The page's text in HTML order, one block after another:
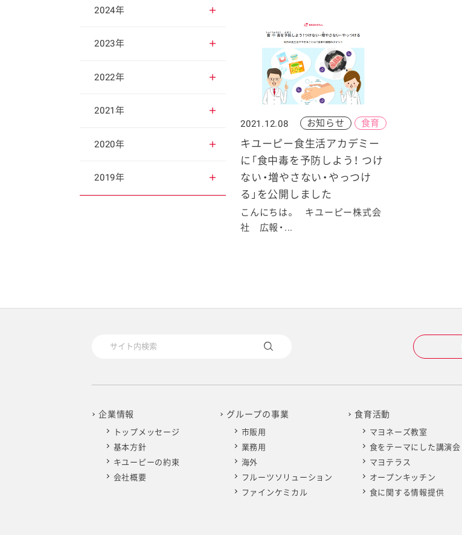
お知らせ 食育
2021.12.08
キユーピー食生活アカデミー
に「食中毒を予防しよう！ つけ
ない・増やさない・やっつけ
る」を公開しました
こんにちは。 キユーピー株式会
社 広報・...
2025年12月
2025年11月
2025年10月
2025年9月
2025年8月
2025年7月
2025年3月
2024年
2024年12月
2024年11月
2024年10月
2024年9月
2024年8月
2024年4月
2023年
2023年12月
2023年11月
2023年10月
2023年9月
2023年5月
2023年4月
2023年1月
2022年
2022年12月
2022年11月
2022年10月
2022年6月
2022年5月
2022年2月
2022年1月
2021年
2021年12月
2021年11月
2021年7月
2021年6月
2021年2月
2020年
2020年12月
2020年8月
2020年7月
2020年5月
2020年3月
2019年
2019年9月
2019年8月
2019年6月
2019年5月
2019年4月
企業情報
トップメッセージ
基本方針
キユーピーの約束
会社概要
グループの事業
市販用
業務用
海外
フルーツソリューション
ファインケミカル
食育活動
マヨネーズ教室
食をテーマにした講演会
マヨテラス
オープンキッチン
食に関する情報提供